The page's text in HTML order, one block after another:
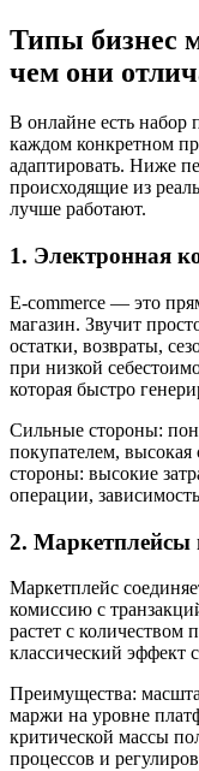
Типы бизнес
чем они
В онлайне есть набор
каждом конкретном
адаптировать. Ниже
происходящие из
лучше работают.
1. Электронная
E-commerce — это
магазин. Звучит
остатки, возвраты,
при низкой
которая быстро
Сильные стороны:
покупателем, высокая
стороны: высокие
операции,
2.
Маркетплейс
комиссию с
растет с количеством
классический эффект
Преимущества:
маржи на уровне
критической массы
процессов и